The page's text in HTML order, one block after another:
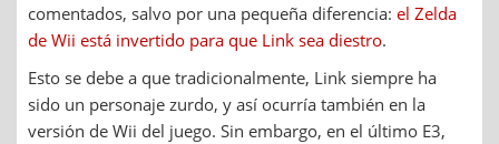
comentados, salvo por una pequeña diferencia: el Zelda
de Wii está invertido para que Link sea diestro.
Esto se debe a que tradicionalmente, Link siempre ha
sido un personaje zurdo, y así ocurría también en la
versión de Wii del juego. Sin embargo, en el último E3,